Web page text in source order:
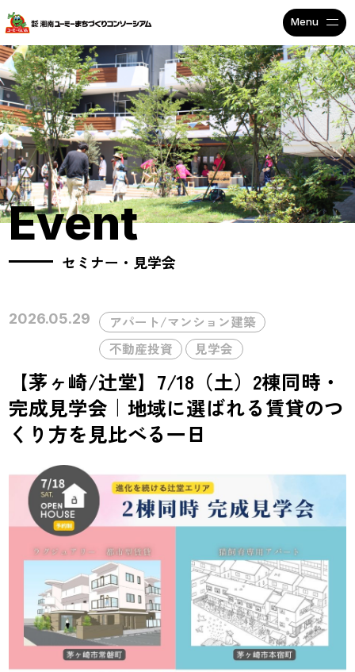
不動産投資で安定収入な
Event
セミナー・見学会
2026.05.29
アパート/マンション建築
不動産投資
見学会
【茅ヶ崎/辻堂】7/18（土）2棟同時・
完成見学会｜地域に選ばれる賃貸のつ
くり方を見比べる一日